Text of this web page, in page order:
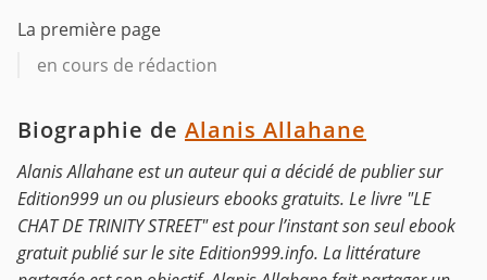
La première page
en cours de rédaction
Biographie de Alanis Allahane
Alanis Allahane est un auteur qui a décidé de publier sur
Edition999 un ou plusieurs ebooks gratuits. Le livre "LE
CHAT DE TRINITY STREET" est pour l’instant son seul ebook
gratuit publié sur le site Edition999.info. La littérature